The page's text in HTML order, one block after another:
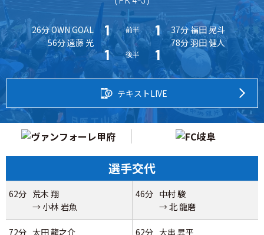
26分 OWN GOAL
56分 遠藤 光
1 前半 1
37分 福田 晃斗
78分 羽田 健人
1 後半 1
テキストLIVE
選手交代
62分 荒木 翔
→ 小林 岩魚
46分 中村 駿
→ 北 龍磨
72分 太田 龍之介
62分 大串 昇平